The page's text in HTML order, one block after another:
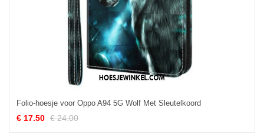
Folio-hoesje voor Oppo A94 5G Wolf Met Sleutelkoord
€ 17.50 € 24.00